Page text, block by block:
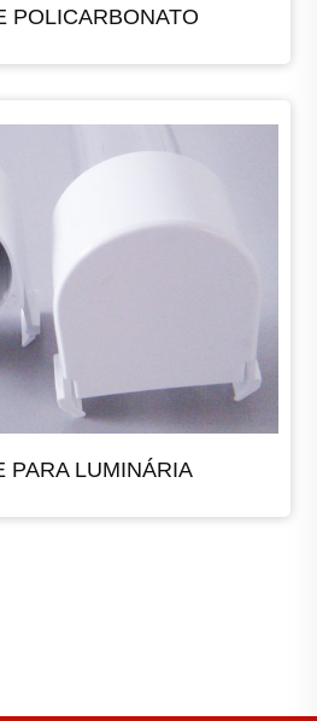
POLICARBONATO
PARA LUMINÁRIA